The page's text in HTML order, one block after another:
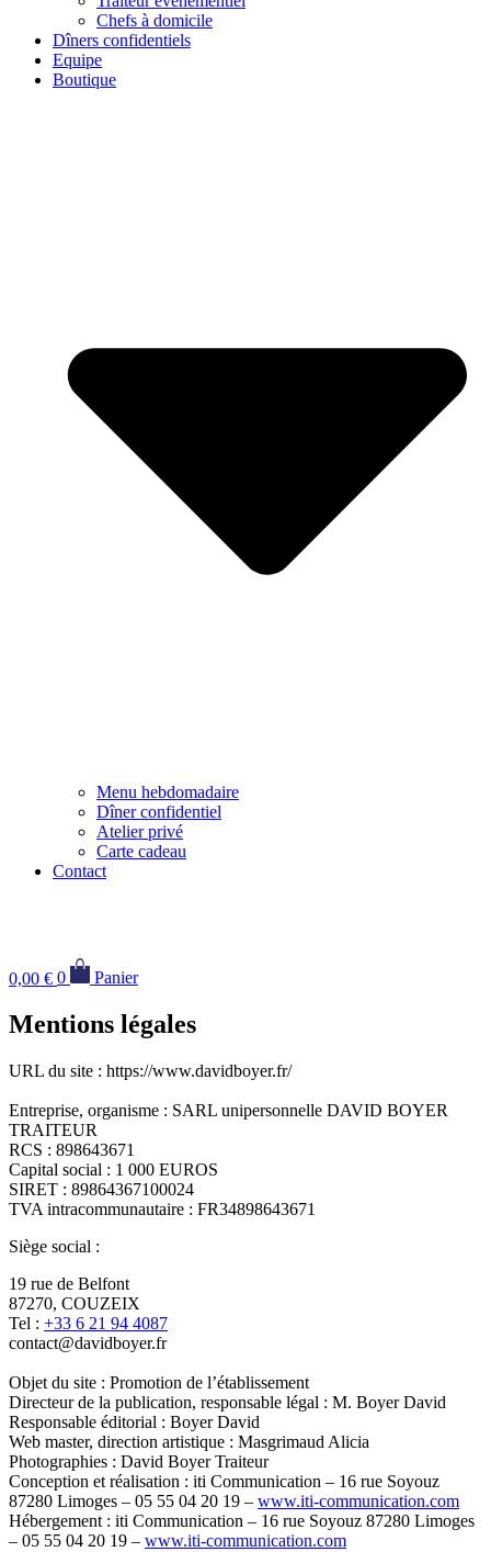
Chefs à domicile
Dîners confidentiels
Equipe
Boutique
Menu hebdomadaire
Dîner confidentiel
Atelier privé
Carte cadeau
Contact
0,00 € 0 Panier
Mentions légales
URL du site : https://www.davidboyer.fr/
Entreprise, organisme : SARL unipersonnelle DAVID BOYER
TRAITEUR
RCS : 898643671
Capital social : 1 000 EUROS
SIRET : 89864367100024
TVA intracommunautaire : FR34898643671
Siège social :
19 rue de Belfont
87270, COUZEIX
Tel : +33 6 21 94 4087
contact@davidboyer.fr
Objet du site : Promotion de l’établissement
Directeur de la publication, responsable légal : M. Boyer David
Responsable éditorial : Boyer David
Web master, direction artistique : Masgrimaud Alicia
Photographies : David Boyer Traiteur
Conception et réalisation : iti Communication – 16 rue Soyouz
87280 Limoges – 05 55 04 20 19 – www.iti-communication.com
Hébergement : iti Communication – 16 rue Soyouz 87280 Limoges
– 05 55 04 20 19 – www.iti-communication.com